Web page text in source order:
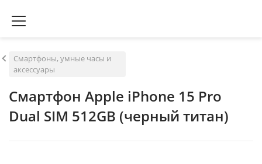
Смартфоны, умные часы и
аксессуары
Смартфон Apple iPhone 15 Pro
Dual SIM 512GB (черный титан)